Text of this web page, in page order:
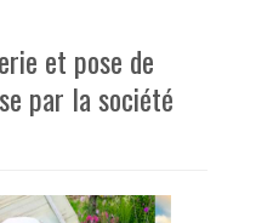
et pose de
par la société